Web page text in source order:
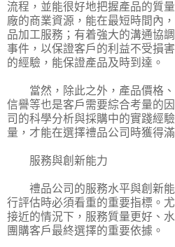
流程，並能很好地把握產品的質
廠的商業資源，能在最短時間內
品加工服務；有着強大的溝通協
事件，以保證客戶的利益不受損
的經驗，能保證產品及時到達。
當然，除此之外，產品價格、
信譽等也是客戶需要綜合考量的
司的科學分析與採購中的實踐經
量，才能在選擇禮品公司時獲得
服務與創新能力
禮品公司的服務水平與創新能
行評估時必須看重的重要指標。
接近的情況下，服務質量更好、
團購客戶最終選擇的重要依據。